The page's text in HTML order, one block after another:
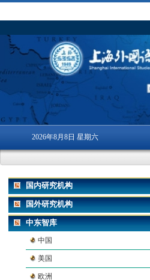
2026年8月8日 星期六
国内研究机构
国外研究机构
中东智库
中国
美国
欧洲